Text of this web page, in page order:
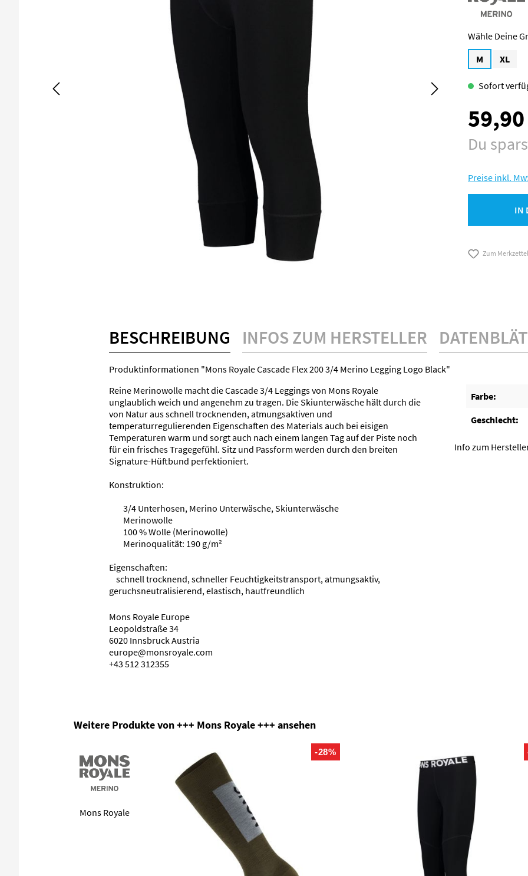
M XL
Sofort
Verkaufspreis:
Du
Preise inkl.
IN
Zum
BESCHREIBUNG INFOS ZUM HERSTELLER
Produktinformationen "Mons Royale Cascade Flex 200 3/4 Merino Legging Logo Black"
Reine Merinowolle macht die Cascade 3/4 Leggings von Mons Royale
unglaublich weich und angenehm zu tragen. Die Skiunterwäsche hält durch die
von Natur aus schnell trocknenden, atmungsaktiven und
temperaturregulierenden Eigenschaften des Materials auch bei eisigen
Temperaturen warm und sorgt auch nach einem langen Tag auf der Piste noch
für ein frisches Tragegefühl. Sitz und Passform werden durch den breiten
Signature-Hüftbund perfektioniert.
Konstruktion:
3/4 Unterhosen, Merino Unterwäsche, Skiunterwäsche
Merinowolle
100 % Wolle (Merinowolle)
Merinoqualität: 190 g/m²
Eigenschaften:
schnell trocknend, schneller Feuchtigkeitstransport, atmungsaktiv,
geruchsneutralisierend, elastisch, hautfreundlich
Farbe:
Geschlecht:
Info zum
Mons Royale Europe
Leopoldstraße 34
6020 Innsbruck Austria
europe@monsroyale.com
+43 512 312355
Produktgalerie überspringen
Weitere Produkte von +++ Mons Royale +++ ansehen
Mons Royale
-28%